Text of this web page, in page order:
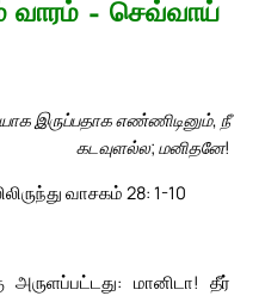
– செவ்வாய்
இருப்பதாக எண்ணிடினும், நீ
கடவுளல்ல; மனிதனே!
வாசகம் 28: 1-10
மானிடா! தீர்